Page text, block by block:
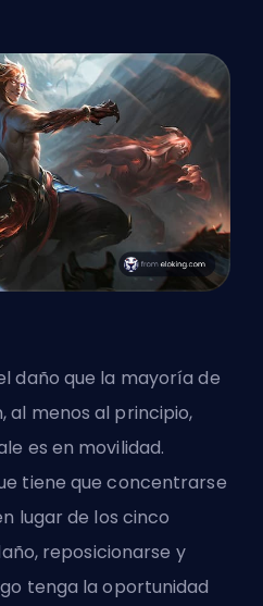
daño que la mayoría de
al menos al principio,
es en movilidad.
tiene que concentrarse
lugar de los cinco
reposicionarse y
tenga la oportunidad